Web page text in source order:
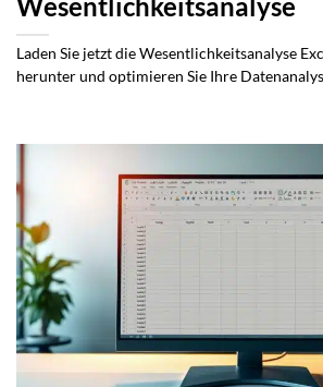
Wesentlichkeitsanalyse
Laden Sie jetzt die Wesentlichkeitsanalyse
herunter und optimieren Sie Ihre